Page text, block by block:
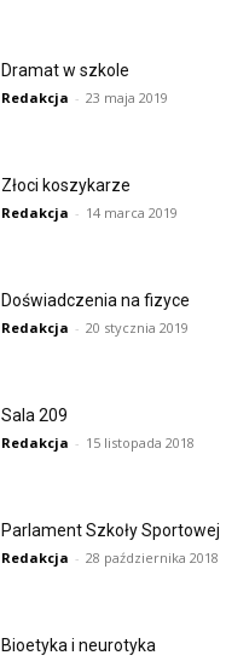
Dramat w szkole
Redakcja - 23 maja 2019
Złoci koszykarze
Redakcja - 14 marca 2019
Doświadczenia na fizyce
Redakcja - 20 stycznia 2019
Sala 209
Redakcja - 15 listopada 2018
Parlament Szkoły Sportowej
Redakcja - 28 października 2018
Bioetyka i neurotyka